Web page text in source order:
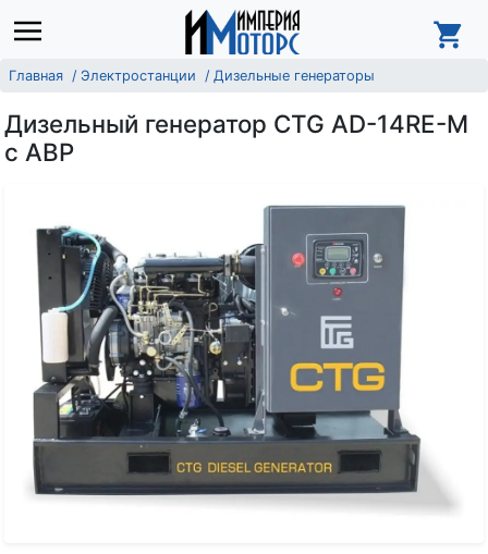
Главная Электростанции Дизельные генераторы
Дизельный генератор CTG AD-14RE-M
с АВР